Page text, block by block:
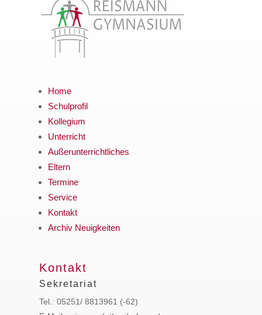
Home
Schulprofil
Kollegium
Unterricht
Außerunterrichtliches
Eltern
Termine
Service
Kontakt
Archiv Neuigkeiten
Kontakt
Sekretariat
Tel.: 05251/ 8813961 (-62)